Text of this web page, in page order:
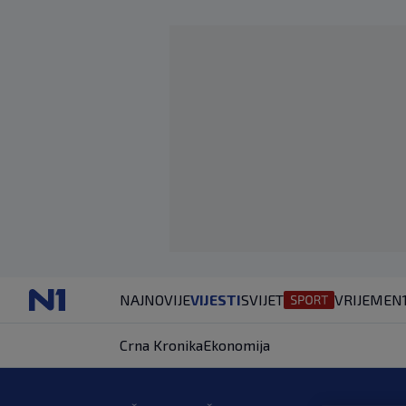
NAJNOVIJEVIJESTISVIJET VRIJEME
Crna KronikaEkonomija